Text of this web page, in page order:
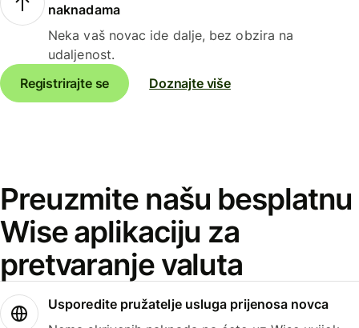
naknadama
Neka vaš novac ide dalje, bez obzira na
udaljenost.
Registrirajte se
Doznajte više
Preuzmite našu besplatnu
Wise aplikaciju za
pretvaranje valuta
Usporedite pružatelje usluga prijenosa novca